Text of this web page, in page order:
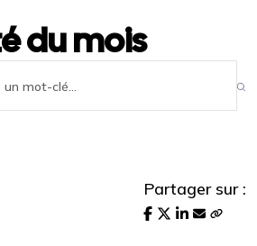
du mois
Partager sur :